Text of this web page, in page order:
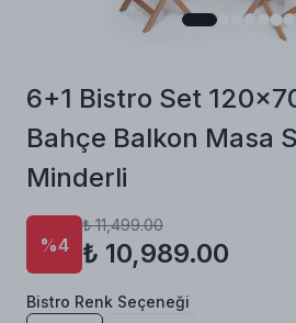
6+1 Bistro Set
Bahçe Balkon Masa
Minderli
%4
₺ 11,499.00
₺ 10,989.00
Bistro Renk Seçeneği